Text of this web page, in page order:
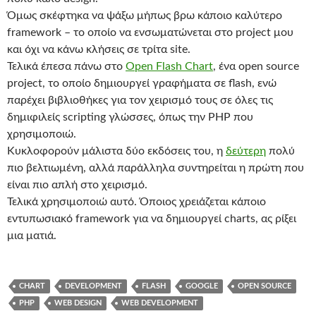
Όμως σκέφτηκα να ψάξω μήπως βρω κάποιο καλύτερο
framework – το οποίο να ενσωματώνεται στο project μου
και όχι να κάνω κλήσεις σε τρίτα site.
Τελικά έπεσα πάνω στο Open Flash Chart, ένα open source
project, το οποίο δημιουργεί γραφήματα σε flash, ενώ
παρέχει βιβλιοθήκες για τον χειρισμό τους σε όλες τις
δημιφιλείς scripting γλώσσες, όπως την PHP που
χρησιμοποιώ.
Κυκλοφορούν μάλιστα δύο εκδόσεις του, η δεύτερη πολύ
πιο βελτιωμένη, αλλά παράλληλα συντηρείται η πρώτη που
είναι πιο απλή στο χειρισμό.
Τελικά χρησιμοποιώ αυτό. Όποιος χρειάζεται κάποιο
εντυπωσιακό framework για να δημιουργεί charts, ας ρίξει
μια ματιά.
CHART DEVELOPMENT FLASH GOOGLE OPEN SOURCE
PHP WEB DESIGN WEB DEVELOPMENT